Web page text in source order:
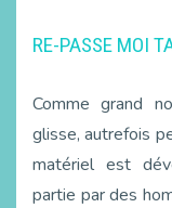
RE-PASSE MOI
Comme grand
glisse, autrefois
matériel est
partie par des